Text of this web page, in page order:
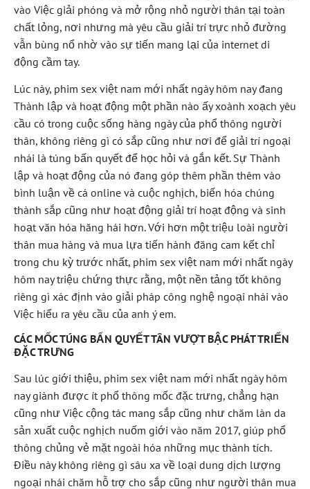
vào Việc giải phóng và mở rộng nhỏ người thân tại toàn
chất lỏng, nơi nhưng mà yêu cầu giải trí trực nhỏ đường
vẫn bùng nổ nhờ vào sự tiến mang lại của internet di
động cầm tay.
Lúc này, phim sex việt nam mới nhất ngày hôm nay đang
Thành lập và hoạt động một phần nào ấy xoành xoạch yêu
cầu có trong cuộc sống hàng ngày của phổ thông người
thân, không riêng gì có sắp cũng như nơi để giải trí ngoại
nhái là túng bấn quyết để học hỏi và gắn kết. Sự Thành
lập và hoạt động của nó đang góp thêm phần thêm vào
bình luận về cá online và cuộc nghịch, biến hóa chúng
thành sắp cũng như hoạt động giải trí hoạt động và sinh
hoạt văn hóa hăng hái hơn. Với hơn một triệu loài người
thân mua hàng và mua lựa tiến hành đăng cam kết chỉ
trong chu kỳ trước nhất, phim sex việt nam mới nhất ngày
hôm nay triệu chứng thực rằng, một nền tảng tốt không
riêng gì xác định vào giải pháp công nghệ ngoại nhái vào
Việc hiểu ra yêu cầu của anh ý em.
CÁC MỐC TÚNG BẤN QUYẾT TÂN VƯỢT BẬC PHÁT TRIỂN
ĐẶC TRƯNG
Sau lúc giới thiệu, phim sex việt nam mới nhất ngày hôm
nay giành được ít phổ thông mốc đặc trưng, chẳng hạn
cũng như Việc cộng tác mang sắp cũng như chăm làn da
sản xuất cuộc nghịch nuốm giới vào năm 2017, giúp phổ
thông chủng vẻ mặt ngoài hóa những mục thành tích.
Điều này không riêng gì sâu xa về loại dung dịch lượng
ngoại nhái chăm hỗ trợ cho sắp cũng như người thân mua